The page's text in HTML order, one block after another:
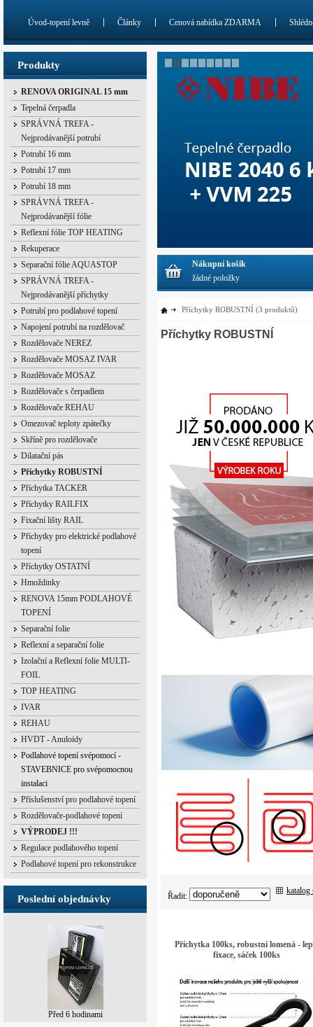
Produkty
RENOVA ORIGINAL 15 mm
Tepelná čerpadla
SPRÁVNÁ TREFA -
Nejprodávanější potrubí
Potrubí 16 mm
Potrubí 17 mm
Potrubí 18 mm
SPRÁVNÁ TREFA -
Nejprodávanější fólie
Reflexní fólie TOP HEATING
Rekuperace
Separační fólie AQUASTOP
SPRÁVNÁ TREFA -
Nejprodávanější příchytky
Potrubí pro podlahové topení
Napojení potrubí na rozdělovač
Rozdělovače NEREZ
Rozdělovače MOSAZ IVAR
Rozdělovače MOSAZ
Rozdělovače s čerpadlem
Rozdělovače REHAU
Omezovač teploty zpátečky
Skříně pro rozdělovače
Dilatační pás
Příchytky ROBUSTNÍ
Příchytka TACKER
Příchytky RAILFIX
Fixační lišty RAIL
Příchytky pro elektrické podlahové
topení
Příchytky OSTATNÍ
Hmoždinky
RENOVA 15mm PODLAHOVÉ
TOPENÍ
Separační folie
Reflexní a separační folie
Izolační a Reflexní folie MULTI-
FOIL
TOP HEATING
IVAR
REHAU
HVDT - Anuloidy
Podlahové topení svépomocí -
STAVEBNICE pro svépomocnou
instalaci
Příslušenství pro podlahové topení
Rozdělovače-podlahové topení
VÝPRODEJ !!!
Regulace podlahového topení
Podlahové topení pro rekonstrukce
Poslední objednávky
Před 6 hodinami
Před 2 dny
Příchytky ROBUSTNÍ (3 produktů)
Příchytky ROBUSTNÍ
Řadit:
katalog
Příchytka 100ks, robustní lomená -
fixace, sáček 100ks
Úvod-topení levně Články Cenová nabídka ZDARMA
Nákupní košík
žádné položky